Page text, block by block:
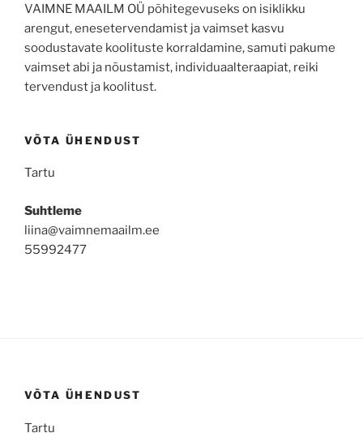
VAIMNE MAAILM OÜ põhitegevuseks on isiklikku
arengut, enesetervendamist ja vaimset kasvu
soodustavate koolituste korraldamine, samuti pakume
vaimset abi ja nõustamist, individuaalteraapiat, reiki
tervendust ja koolitust.
VÕTA ÜHENDUST
Tartu
Suhtleme
liina@vaimnemaailm.ee
55992477
VÕTA ÜHENDUST
Tartu